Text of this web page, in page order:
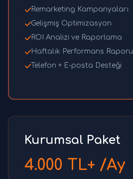
Remarketing Kampanyaları
Gelişmiş Optimizasyon
ROI Analizi ve Raporlama
Haftalık Performans Raporu
Telefon + E-posta Desteği
Kurumsal Paket
4.000 TL+ /Ay